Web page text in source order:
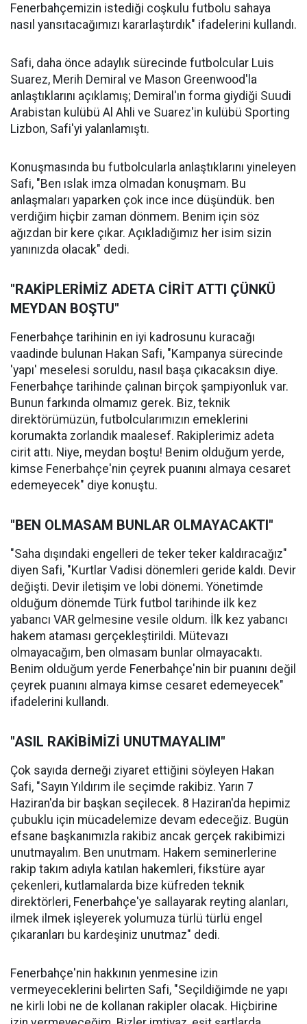
Fenerbahçemizin istediği coşkulu futbolu sahaya
nasıl yansıtacağımızı kararlaştırdık" ifadelerini kullandı.
Safi, daha önce adaylık sürecinde futbolcular Luis
Suarez, Merih Demiral ve Mason Greenwood'la
anlaştıklarını açıklamış; Demiral'ın forma giydiği Suudi
Arabistan kulübü Al Ahli ve Suarez'in kulübü Sporting
Lizbon, Safi'yi yalanlamıştı.
Konuşmasında bu futbolcularla anlaştıklarını yineleyen
Safi, "Ben ıslak imza olmadan konuşmam. Bu
anlaşmaları yaparken çok ince ince düşündük. ben
verdiğim hiçbir zaman dönmem. Benim için söz
ağızdan bir kere çıkar. Açıkladığımız her isim sizin
yanınızda olacak" dedi.
"RAKİPLERİMİZ ADETA CİRİT ATTI ÇÜNKÜ
MEYDAN BOŞTU"
Fenerbahçe tarihinin en iyi kadrosunu kuracağı
vaadinde bulunan Hakan Safi, "Kampanya sürecinde
'yapı' meselesi soruldu, nasıl başa çıkacaksın diye.
Fenerbahçe tarihinde çalınan birçok şampiyonluk var.
Bunun farkında olmamız gerek. Biz, teknik
direktörümüzün, futbolcularımızın emeklerini
korumakta zorlandık maalesef. Rakiplerimiz adeta
cirit attı. Niye, meydan boştu! Benim olduğum yerde,
kimse Fenerbahçe'nin çeyrek puanını almaya cesaret
edemeyecek" diye konuştu.
"BEN OLMASAM BUNLAR OLMAYACAKTI"
"Saha dışındaki engelleri de teker teker kaldıracağız"
diyen Safi, "Kurtlar Vadisi dönemleri geride kaldı. Devir
değişti. Devir iletişim ve lobi dönemi. Yönetimde
olduğum dönemde Türk futbol tarihinde ilk kez
yabancı VAR gelmesine vesile oldum. İlk kez yabancı
hakem ataması gerçekleştirildi. Mütevazı
olmayacağım, ben olmasam bunlar olmayacaktı.
Benim olduğum yerde Fenerbahçe'nin bir puanını değil
çeyrek puanını almaya kimse cesaret edemeyecek"
ifadelerini kullandı.
"ASIL RAKİBİMİZİ UNUTMAYALIM"
Çok sayıda derneği ziyaret ettiğini söyleyen Hakan
Safi, "Sayın Yıldırım ile seçimde rakibiz. Yarın 7
Haziran'da bir başkan seçilecek. 8 Haziran'da hepimiz
çubuklu için mücadelemize devam edeceğiz. Bugün
efsane başkanımızla rakibiz ancak gerçek rakibimizi
unutmayalım. Ben unutmam. Hakem seminerlerine
rakip takım adıyla katılan hakemleri, fikstüre ayar
çekenleri, kutlamalarda bize küfreden teknik
direktörleri, Fenerbahçe'ye sallayarak reyting alanları,
ilmek ilmek işleyerek yolumuza türlü türlü engel
çıkaranları bu kardeşiniz unutmaz" dedi.
Fenerbahçe'nin hakkının yenmesine izin
vermeyeceklerini belirten Safi, "Seçildiğimde ne yapı
ne kirli lobi ne de kollanan rakipler olacak. Hiçbirine